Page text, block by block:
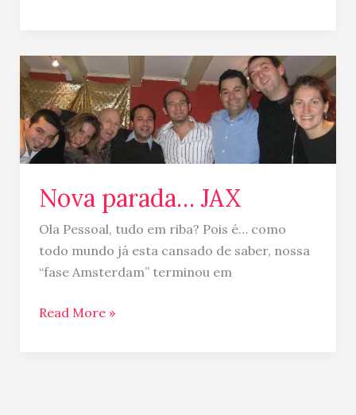
Nova parada… JAX
Ola Pessoal, tudo em riba? Pois é… como
todo mundo já esta cansado de saber, nossa
“fase Amsterdam” terminou em
Nova
parada…
JAX
Read More »